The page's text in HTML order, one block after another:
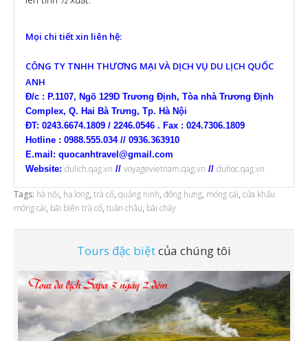
Mọi chi tiết xin liên hệ:
CÔNG TY TNHH THƯƠNG MẠI VÀ DỊCH VỤ DU LỊCH QUỐC
ANH
Đ/c : P.1107, Ngõ 129D Trương Định, Tòa nhà Trương Định
Complex, Q. Hai Bà Trưng, Tp. Hà Nội
ĐT: 0243.6674.1809 / 2246.0546 . Fax : 024.7306.1809
Hotline : 0988.555.034 // 0936.363910
E.mail: quocanhtravel@gmail.com
Website:dulich.qag.vn //voyagevietnam.qag.vn //duhoc.qag.vn
Tags: hà nội, hạ long, trà cổ, quảng ninh, đông hưng, móng cái, cửa khẩu
móng cái, bãi biển trà cổ, tuần châu, bãi cháy
Tours đặc biệtcủa chúng tôi